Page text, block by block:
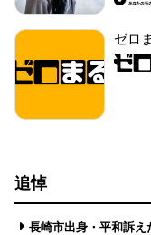
ゼロ
追悼
長崎市出身・平和訴